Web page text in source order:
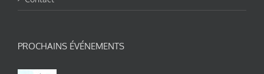
PROCHAINS ÉVÉNEMENTS